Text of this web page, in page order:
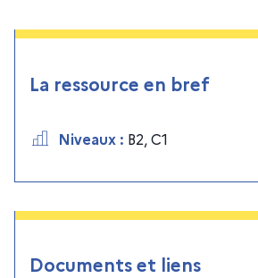
La ressource en bref
Niveaux : B2,C1
Documents et liens